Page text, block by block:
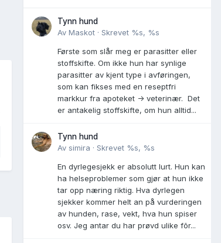
Tynn hund
Av Maskot · Skrevet %s, %s
Første som slår meg er parasitter eller
stoffskifte. Om ikke hun har synlige
parasitter av kjent type i avføringen,
som kan fikses med en reseptfri
markkur fra apoteket -> veterinær. Det
er antakelig stoffskifte, om hun alltid...
Tynn hund
Av simira · Skrevet %s, %s
En dyrlegesjekk er absolutt lurt. Hun kan
ha helseproblemer som gjør at hun ikke
tar opp næring riktig. Hva dyrlegen
sjekker kommer helt an på vurderingen
av hunden, rase, vekt, hva hun spiser
osv. Jeg antar du har prøvd ulike fõr...